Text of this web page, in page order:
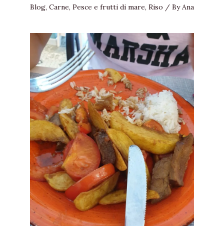
Blog, Carne, Pesce e frutti di mare, Riso / ByAna